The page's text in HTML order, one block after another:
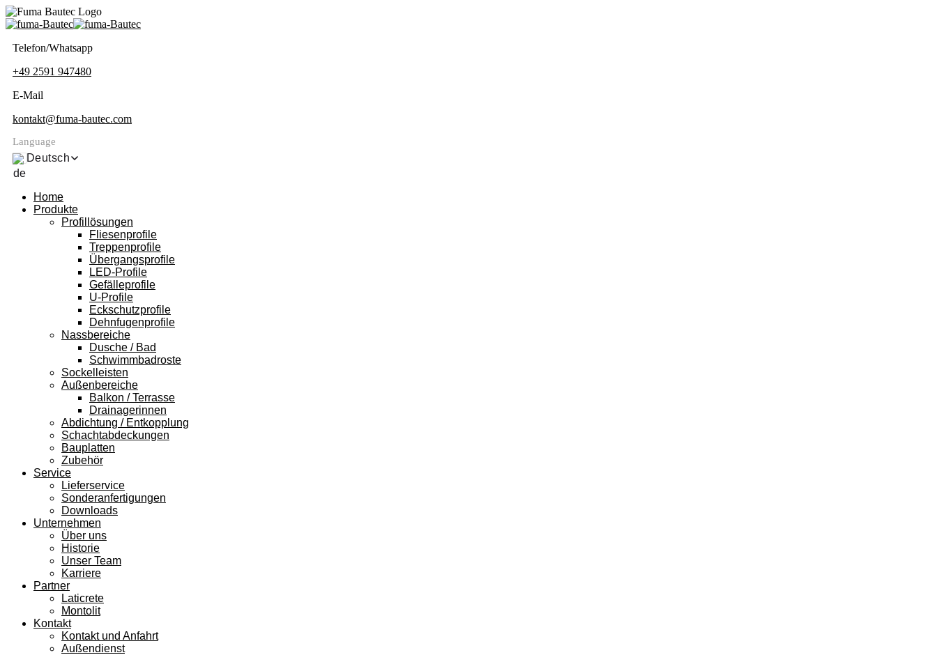
Telefon/Whatsapp
+49 2591 947480
E-Mail
kontakt@fuma-bautec.com
Language
Deutsch
Home
Produkte
Profillösungen
Fliesenprofile
Treppenprofile
Übergangsprofile
LED-Profile
Gefälleprofile
U-Profile
Eckschutzprofile
Dehnfugenprofile
Nassbereiche
Dusche / Bad
Schwimmbadroste
Sockelleisten
Außenbereiche
Balkon / Terrasse
Drainagerinnen
Abdichtung / Entkopplung
Schachtabdeckungen
Bauplatten
Zubehör
Service
Lieferservice
Sonderanfertigungen
Downloads
Unternehmen
Über uns
Historie
Unser Team
Karriere
Partner
Laticrete
Montolit
Kontakt
Kontakt und Anfahrt
Außendienst